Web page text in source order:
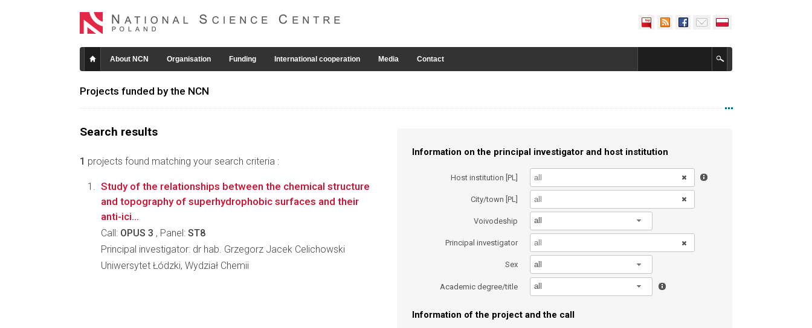
About NCN Organisation Funding International cooperation Media Contact
Projects funded by the NCN
Search results
1 projects found matching your search criteria :
Information on the principal investigator and host institution
Host institution [PL]
City/town [PL]
Voivodeship all
Principal investigator
Sex all
Academic degree/title all
Information of the project and the call
Study of the relationships between the chemical structure
and topography of superhydrophobic surfaces and their
anti-ici...
Call: OPUS 3 , Panel: ST8
Principal investigator: dr hab. Grzegorz Jacek Celichowski
Uniwersytet Łódzki, Wydział Chemii